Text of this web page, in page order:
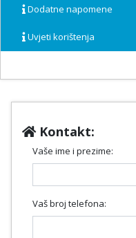
Dodatne napomene
Uvjeti korištenja
Kontakt:
Vaše ime i prezime:
Vaš broj telefona: